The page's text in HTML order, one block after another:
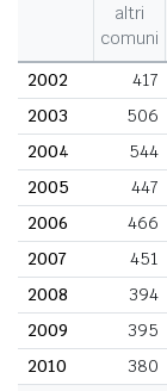
altri
comuni
2002
417
2003
506
2004
544
2005
447
2006
466
2007
451
2008
394
2009
395
2010
380